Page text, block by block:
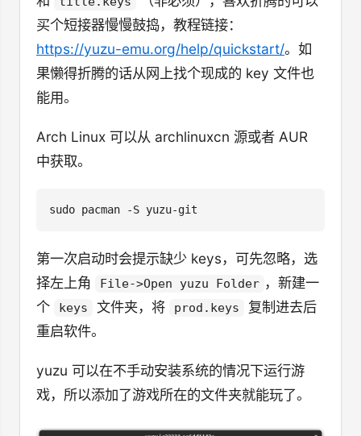
amaritai mideya
sastimo raiya miya
martiya isinema
sadora…
买个短接器慢慢鼓捣，教程链接：
https://yuzu-emu.org/help/quickstart/。如
果懒得折腾的话从网上找个现成的 key 文件也
能用。
Arch Linux 可以从 archlinuxcn 源或者 AUR
中获取。
第一次启动时会提示缺少 keys，可先忽略，选
择左上角
File->Open yuzu Folder ，新建一
个
keys 文件夹，将 prod.keys
复制进去后
重启软件。
yuzu 可以在不手动安装系统的情况下运行游
戏，所以添加了游戏所在的文件夹就能玩了。